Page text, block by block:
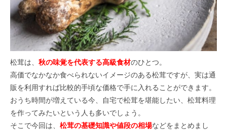
松茸は、 秋の味覚を代表する高級食材のひとつ。
高価でなかなか食べられないイメージのある松茸ですが、実は通
販を利用すれば比較的手頃な価格で手に入れることができます。
おうち時間が増えている今、自宅で松茸を堪能したい、松茸料理
を作ってみたいという人も多いでしょう。
そこで今回は、 松茸の基礎知識や値段の相場などをまとめまし